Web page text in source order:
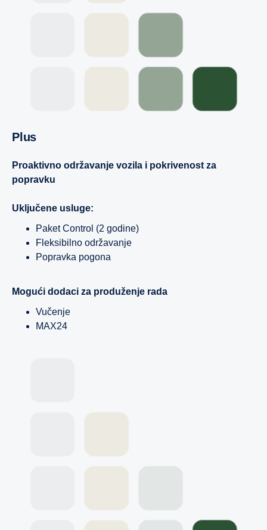
Plus
Proaktivno održavanje vozila i pokrivenost za
popravku
Uključene usluge:
Paket Control (2 godine)
Fleksibilno održavanje
Popravka pogona
Mogući dodaci za produženje rada
Vučenje
MAX24